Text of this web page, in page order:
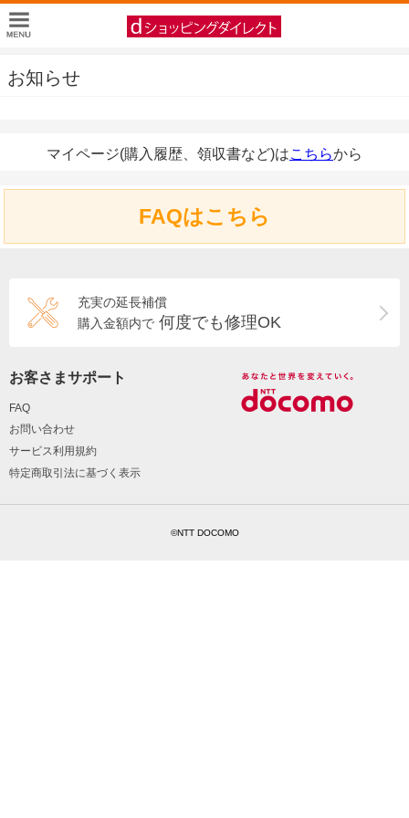
お知らせ
マイページ(購入履歴、領収書など)はこちらから
FAQはこちら
充実の延長補償
購入金額内で 何度でも修理OK
お客さまサポート
FAQ
お問い合わせ
サービス利用規約
特定商取引法に基づく表示
©NTT DOCOMO